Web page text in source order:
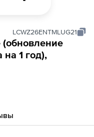
LCWZ26ENTMLUG21
1 год),